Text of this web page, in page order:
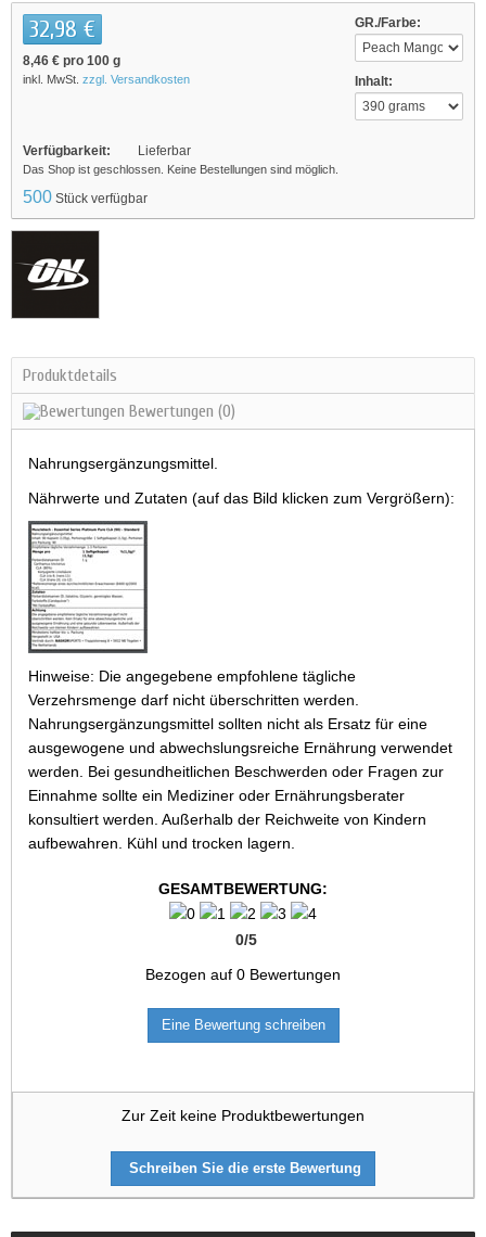
GR./Farbe:
Inhalt:
32,98 €
8,46 € pro 100 g
inkl. MwSt. zzgl. Versandkosten
Verfügbarkeit: Lieferbar
Das Shop ist geschlossen. Keine Bestellungen sind möglich.
500 Stück verfügbar
Produktdetails
Bewertungen (0)
Nahrungsergänzungsmittel.
Nährwerte und Zutaten (auf das Bild klicken zum Vergrößern):
Hinweise: Die angegebene empfohlene tägliche
Verzehrsmenge darf nicht überschritten werden.
Nahrungsergänzungsmittel sollten nicht als Ersatz für eine
ausgewogene und abwechslungsreiche Ernährung verwendet
werden. Bei gesundheitlichen Beschwerden oder Fragen zur
Einnahme sollte ein Mediziner oder Ernährungsberater
konsultiert werden. Außerhalb der Reichweite von Kindern
aufbewahren. Kühl und trocken lagern.
GESAMTBEWERTUNG:
0/5
Bezogen auf 0 Bewertungen
Eine Bewertung schreiben
Zur Zeit keine Produktbewertungen
Schreiben Sie die erste Bewertung